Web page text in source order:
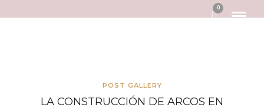
0
POST GALLERY
LA CONSTRUCCIÓN DE ARCOS EN